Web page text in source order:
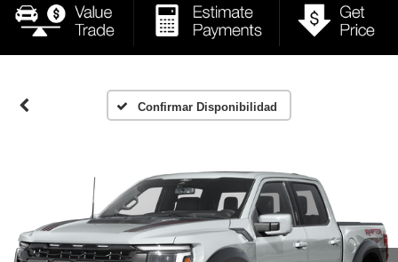
Confirmar Disponibilidad